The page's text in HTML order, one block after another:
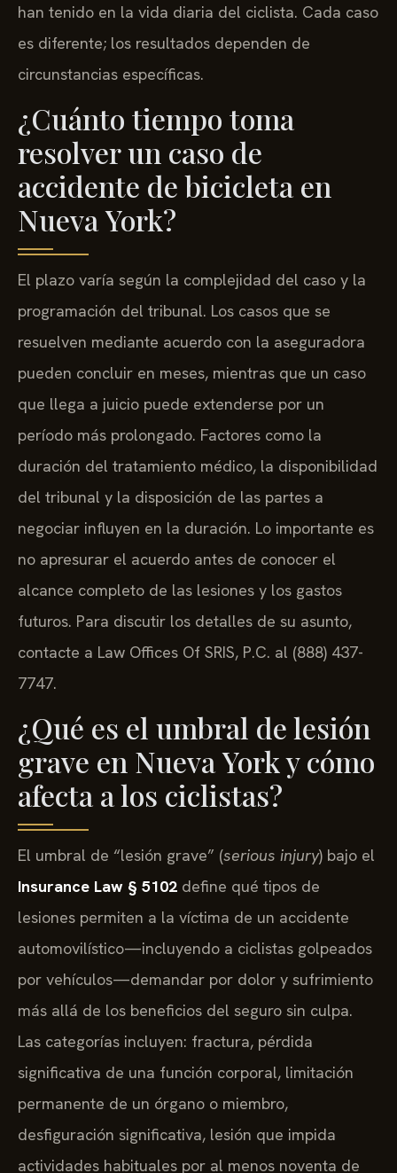
han tenido en la vida diaria del ciclista. Cada caso
es diferente; los resultados dependen de
circunstancias específicas.
¿Cuánto tiempo toma
resolver un caso de
accidente de bicicleta en
Nueva York?
El plazo varía según la complejidad del caso y la
programación del tribunal. Los casos que se
resuelven mediante acuerdo con la aseguradora
pueden concluir en meses, mientras que un caso
que llega a juicio puede extenderse por un
período más prolongado. Factores como la
duración del tratamiento médico, la disponibilidad
del tribunal y la disposición de las partes a
negociar influyen en la duración. Lo importante es
no apresurar el acuerdo antes de conocer el
alcance completo de las lesiones y los gastos
futuros. Para discutir los detalles de su asunto,
contacte a Law Offices Of SRIS, P.C. al (888) 437-
7747.
¿Qué es el umbral de lesión
grave en Nueva York y cómo
afecta a los ciclistas?
El umbral de “lesión grave” (serious injury) bajo el
Insurance Law § 5102 define qué tipos de
lesiones permiten a la víctima de un accidente
automovilístico—incluyendo a ciclistas golpeados
por vehículos—demandar por dolor y sufrimiento
más allá de los beneficios del seguro sin culpa.
Las categorías incluyen: fractura, pérdida
significativa de una función corporal, limitación
permanente de un órgano o miembro,
desfiguración significativa, lesión que impida
actividades habituales por al menos noventa de